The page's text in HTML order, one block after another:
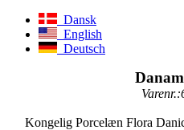
Dansk
English
Deutsch
Kongelig Porcelæn Flora